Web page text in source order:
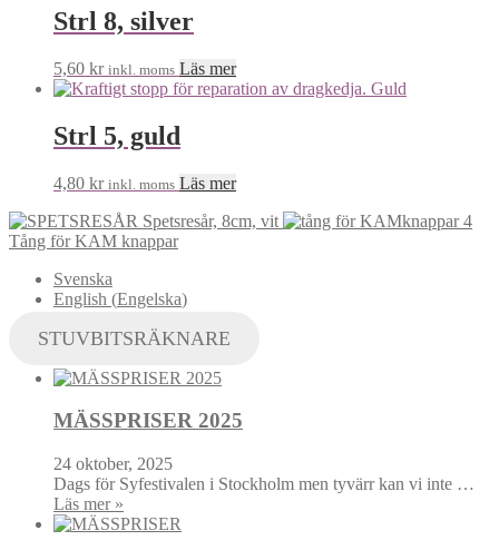
Strl 8, silver
5,60 kr inkl. moms Läs mer
Strl 5, guld
4,80 kr inkl. moms Läs mer
Spetsresår, 8cm, vit
Tång för KAM knappar
Svenska
English (Engelska)
STUVBITSRÄKNARE
MÄSSPRISER 2025
24 oktober, 2025
Dags för Syfestivalen i Stockholm men tyvärr kan vi inte …
Läs mer »